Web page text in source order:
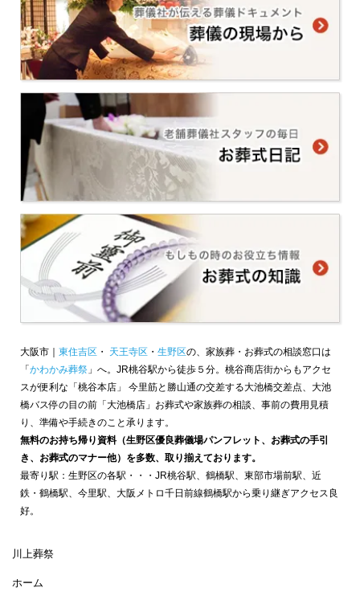
大阪市｜ 東住吉区 ・ 天王寺区 ・ 生野区の、家族葬・お葬式の相談窓口は
「 かわかみ葬祭 」へ。JR桃谷駅から徒歩５分。桃谷商店街からもアクセ
スが便利な「桃谷本店」 今里筋と勝山通の交差する大池橋交差点、大池
橋バス停の目の前「大池橋店」お葬式や家族葬の相談、事前の費用見積
り、準備や手続きのこと承ります。
無料のお持ち帰り資料（生野区優良葬儀場パンフレット、お葬式の手引
き、お葬式のマナー他）を多数、取り揃えております。
最寄り駅：生野区の各駅・・・JR桃谷駅、鶴橋駅、東部市場前駅、近
鉄・鶴橋駅、今里駅、大阪メトロ千日前線鶴橋駅から乗り継ぎアクセス良
好。
川上葬祭
ホーム